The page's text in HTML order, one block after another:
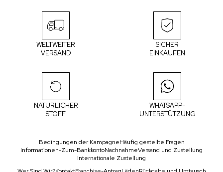
WELTWEITER
VERSAND
SICHER
EINKAUFEN
NATÜRLICHER
STOFF
WHATSAPP-
UNTERSTÜTZUNG
Bedingungen der KampagneHäufig gestellte Fragen
Informationen-Zum-BankkontoNachnahmeVersand und Zustellung
Internationale Zustellung